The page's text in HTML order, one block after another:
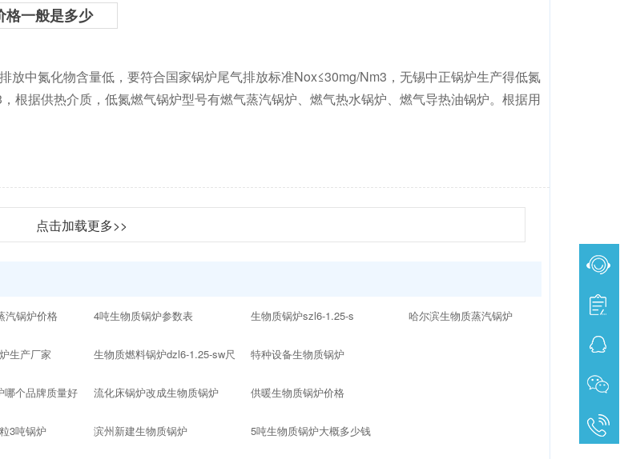
格一般是多少
放中氮化物含量低，要符合国家锅炉尾气排放标准Nox≤30mg/Nm3，无锡中正锅炉生产得低氮
根据供热介质，低氮燃气锅炉型号有燃气蒸汽锅炉、燃气热水锅炉、燃气导热油锅炉。根据用
点击加载更多>>
汽锅炉价格
生产厂家
哪个品牌质量好
3吨锅炉
4吨生物质锅炉参数表
生物质燃料锅炉dzl6-1.25-sw尺
流化床锅炉改成生物质锅炉
滨州新建生物质锅炉
生物质锅炉szl6-1.25-s
特种设备生物质锅炉
供暖生物质锅炉价格
5吨生物质锅炉大概多少钱
哈尔滨生物质蒸汽锅炉